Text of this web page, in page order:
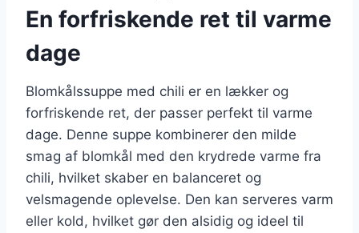
En forfriskende ret til varme
dage
Blomkålssuppe med chili er en lækker og
forfriskende ret, der passer perfekt til varme
dage. Denne suppe kombinerer den milde
smag af blomkål med den krydrede varme fra
chili, hvilket skaber en balanceret og
velsmagende oplevelse. Den kan serveres varm
eller kold, hvilket gør den alsidig og ideel til